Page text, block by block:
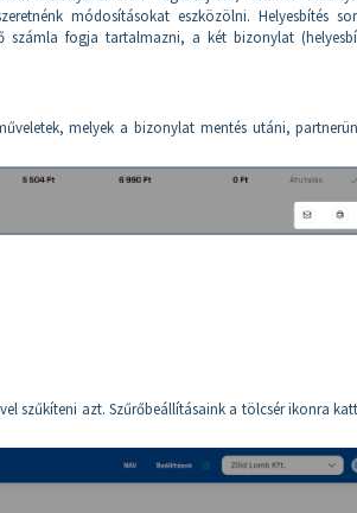
módosításokat eszközölni. Helyesbítés
számla fogja tartalmazni, a két bizonylat
melyek a bizonylat mentés utáni,
szűkíteni azt. Szűrőbeállításaink a tölcsér ikonra